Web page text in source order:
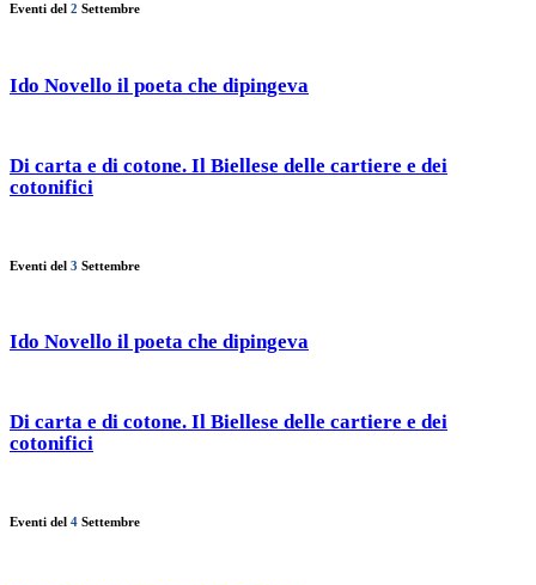
Eventi del 2 Settembre
Ido Novello il poeta che dipingeva
Di carta e di cotone. Il Biellese delle cartiere e dei
cotonifici
Eventi del 3 Settembre
Ido Novello il poeta che dipingeva
Di carta e di cotone. Il Biellese delle cartiere e dei
cotonifici
Eventi del 4 Settembre